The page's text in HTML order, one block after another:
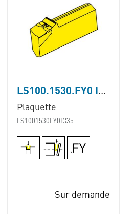
LS100.1530.FY0 IG35
Plaquette
LS1001530FY0IG35
Sur demande